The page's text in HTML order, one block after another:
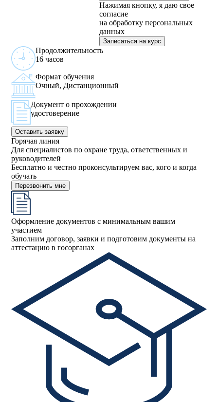
Нажимая кнопку, я даю свое
согласие
на обработку персональных
данных
Записаться на курс
Продолжительность
16 часов
Формат обучения
Очный, Дистанционный
Документ о прохождении
удостоверение
Оставить заявку
Горячая линия
Для специалистов по охране труда, ответственных и
руководителей
Бесплатно и честно проконсультируем вас, кого и когда
обучать
Перезвонить мне
Оформление документов с минимальным вашим
участием
Заполним договор, заявки и подготовим документы на
аттестацию в госорганах